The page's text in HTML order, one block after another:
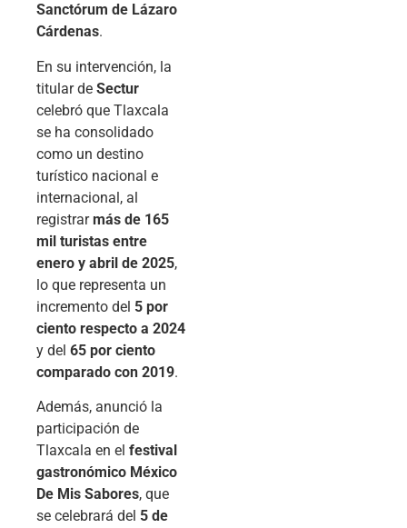
Sanctórum de Lázaro
Cárdenas.
En su intervención, la
titular de Sectur
celebró que Tlaxcala
se ha consolidado
como un destino
turístico nacional e
internacional, al
registrarmás de 165
mil turistas entre
enero y abril de 2025,
lo que representa un
incremento del 5 por
ciento respecto a 2024
y del 65 por ciento
comparado con 2019.
Además, anunció la
participación de
Tlaxcala en el festival
gastronómico México
De Mis Sabores, que
se celebrará del 5 de